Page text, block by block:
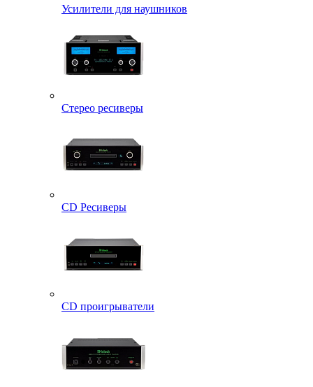
Усилители для наушников
Стерео ресиверы
CD Ресиверы
CD проигрыватели